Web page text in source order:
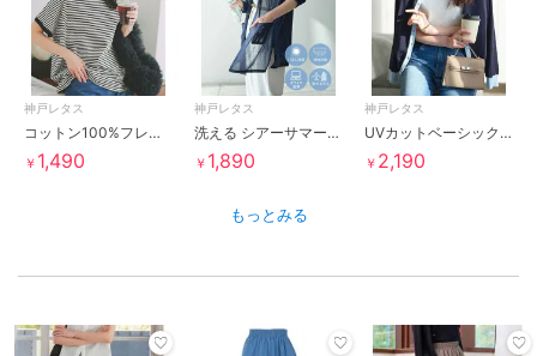
神戸レタス
コットン100%フレンチTシャツ（モックネックorクルーネック） [C4819]
￥ 1,490
神戸レタス
洗える シアーサマーニットソーカーディガン（ショート／ミディアム／ロング） [C3703]
￥ 1,890
神戸レタス
UVカットベーシックニットカーディガン [ 選べるネック ] [C6886]
￥ 2,190
もっとみる